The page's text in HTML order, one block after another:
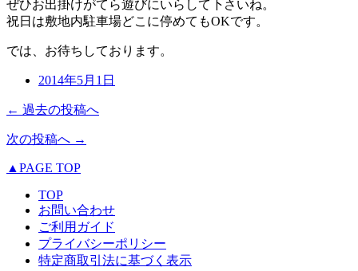
ぜひお出掛けがてら遊びにいらして下さいね。
祝日は敷地内駐車場どこに停めてもOKです。
では、お待ちしております。
2014年5月1日
← 過去の投稿へ
次の投稿へ →
▲PAGE TOP
TOP
お問い合わせ
ご利用ガイド
プライバシーポリシー
特定商取引法に基づく表示